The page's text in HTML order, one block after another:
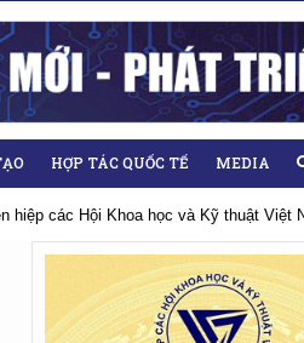
HỢP TÁC QUỐC TẾ MEDIA
hiệp các Hội Khoa học và Kỹ thuật Việt